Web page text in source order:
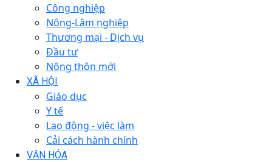
Công nghiệp
Nông-Lâm nghiệp
Thương mại - Dịch vụ
Đầu tư
Nông thôn mới
XÃ HỘI
Giáo dục
Y tế
Lao động - việc làm
Cải cách hành chính
VĂN HÓA